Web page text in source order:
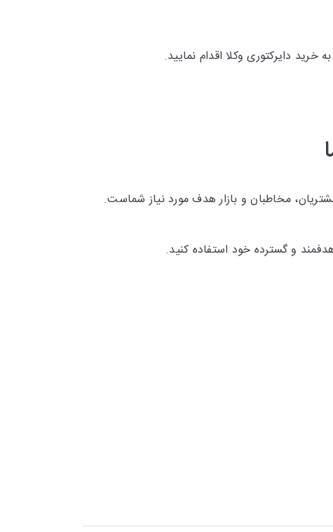
دایرکتوری وکلا اقدام نمایید.
مخاطبان و بازار هدف مورد نیاز شماست.
و گسترده خود استفاده کنید.